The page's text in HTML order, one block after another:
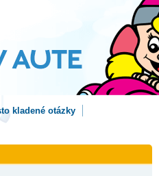
kladené otázky